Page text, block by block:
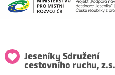
Jeseníky Sdružení
cestovního ruchu, z.s.